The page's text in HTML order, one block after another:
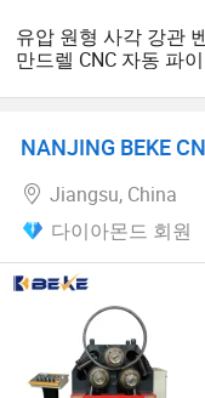
유압 원형 사각 강관
만드렐 CNC 자동 파이
NANJING BEKE
Jiangsu, China
다이아몬드 회원